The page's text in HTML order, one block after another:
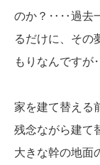
のか？‥‥過去
るだけに、その
もりなんです
家を建て替える
残念ながら建て
大きな幹の地面